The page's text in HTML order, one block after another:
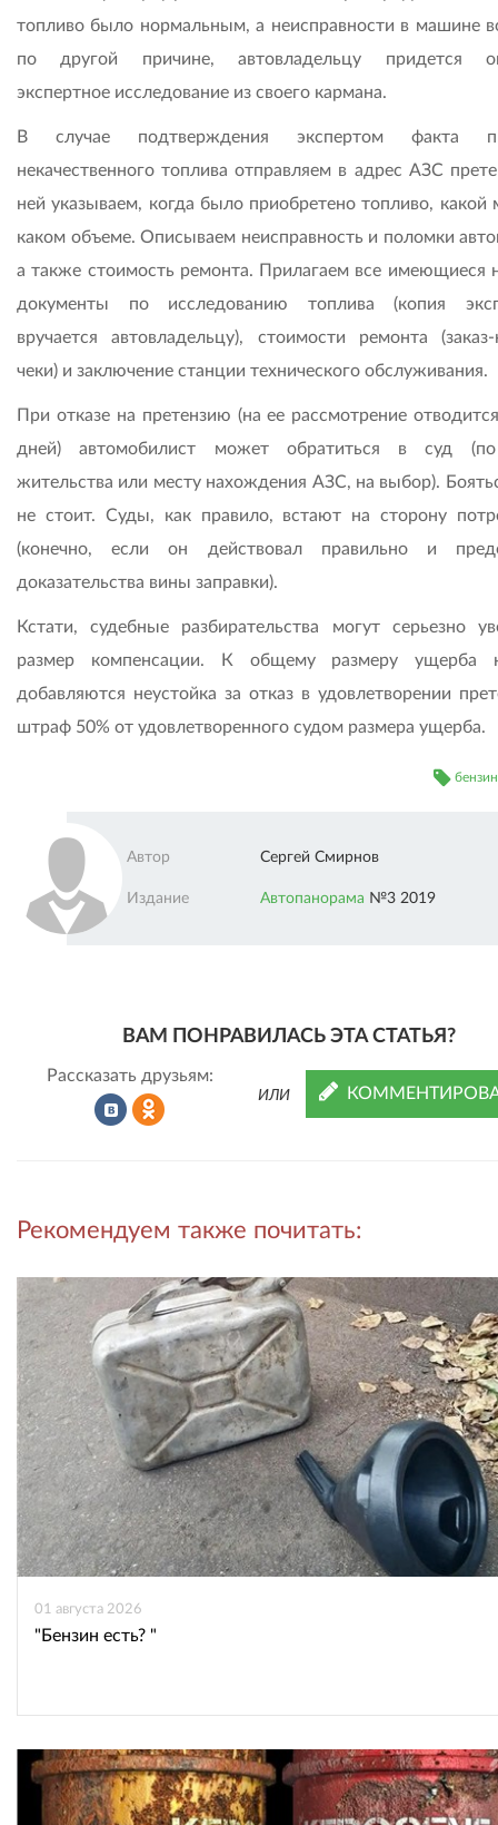
топливо было нормальным, а неисправности в машине
по другой причине, автовладельцу придется
экспертное исследование из своего кармана.
В случае подтверждения экспертом факта
некачественного топлива отправляем в адрес АЗС
ней указываем, когда было приобретено топливо, какой
каком объеме. Описываем неисправность и поломки
а также стоимость ремонта. Прилагаем все имеющиеся
документы по исследованию топлива (копия
вручается автовладельцу), стоимости ремонта
чеки) и заключение станции технического обслуживания.
При отказе на претензию (на ее рассмотрение
дней) автомобилист может обратиться в суд
жительства или месту нахождения АЗС, на выбор).
не стоит. Суды, как правило, встают на сторону
(конечно, если он действовал правильно и
доказательства вины заправки).
Кстати, судебные разбирательства могут серьезно
размер компенсации. К общему размеру ущерба
добавляются неустойка за отказ в удовлетворении
штраф 50% от удовлетворенного судом размера ущерба.
бензин
Автор Сергей Смирнов
Издание Автопанорама №3 2019
ВАМ ПОНРАВИЛАСЬ ЭТА СТАТЬЯ?
Рассказать друзьям:
во
ВКонтакте
в
Одноклассниках
ИЛИ
Рекомендуем также почитать:
01 августа 2026
"Бензин есть? "